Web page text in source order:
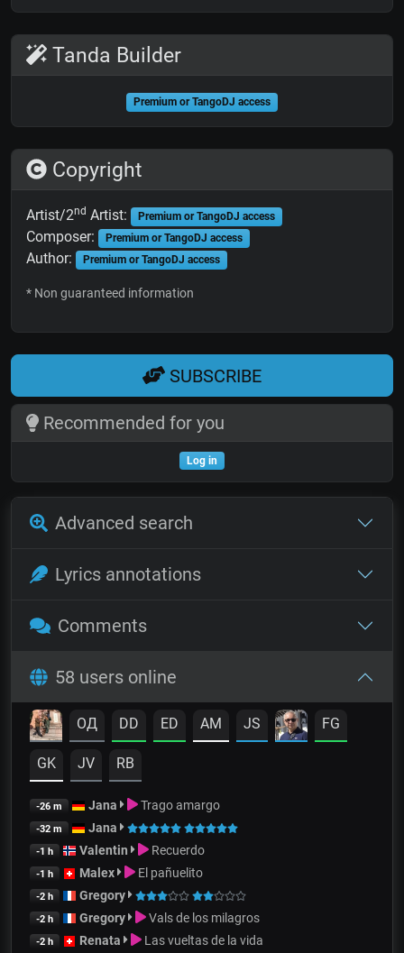
Tanda Builder
Premium or TangoDJ access
Copyright
Artist/2nd Artist: Premium or TangoDJ access
Composer: Premium or TangoDJ access
Author: Premium or TangoDJ access
* Non guaranteed information
SUBSCRIBE
Recommended for you
Log in
Advanced search
Lyrics annotations
Comments
58 users online
OД DD ED AM JS FG
GK JV RB
-26 m Jana Trago amargo
-32 m Jana
-1 h Valentin Recuerdo
-1 h Malex El pañuelito
-2 h Gregory
-2 h Gregory Vals de los milagros
-2 h Renata Las vueltas de la vida